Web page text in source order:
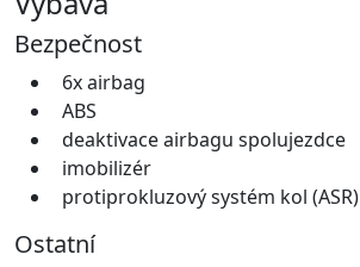
Bezpečnost
6x airbag
ABS
deaktivace airbagu spolujezdce
imobilizér
protiprokluzový systém kol (ASR)
Ostatní